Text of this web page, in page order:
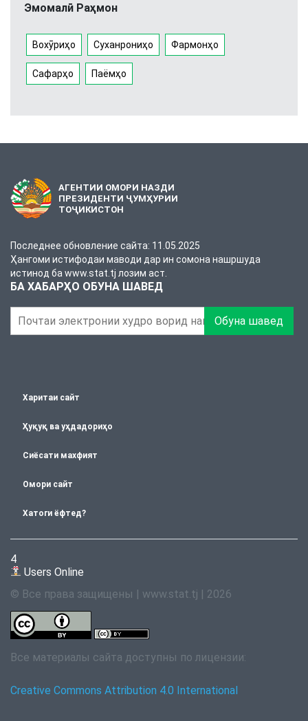
Эмомалӣ Раҳмон
Вохӯриҳо Суханрониҳо Фармонҳо
Сафарҳо Паёмҳо
АГЕНТИИ ОМОРИ НАЗДИ
ПРЕЗИДЕНТИ ҶУМҲУРИИ
ТОҶИКИСТОН
Последнее обновление сайта: 11.05.2025
Ҳангоми истифодаи маводи дар ин сомона нашршуда
истинод ба www.stat.tj лозим аст.
БА ХАБАРҲО ОБУНА ШАВЕД
Обуна шавед
Харитаи сайт
Ҳуқуқ ва уҳдадориҳо
Сиёсати махфият
Омори сайт
Хатоги ёфтед?
4
Users Online
© Все права защищены | www.stat.tj | 2026
Все материалы сайта доступны по лицензии:
Creative Commons Attribution 4.0 International